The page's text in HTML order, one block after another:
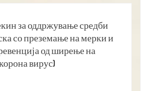
за оддржување средби
со преземање на мерки и
од ширење на
вирус)